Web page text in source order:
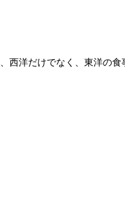
洋だけでなく、東洋の